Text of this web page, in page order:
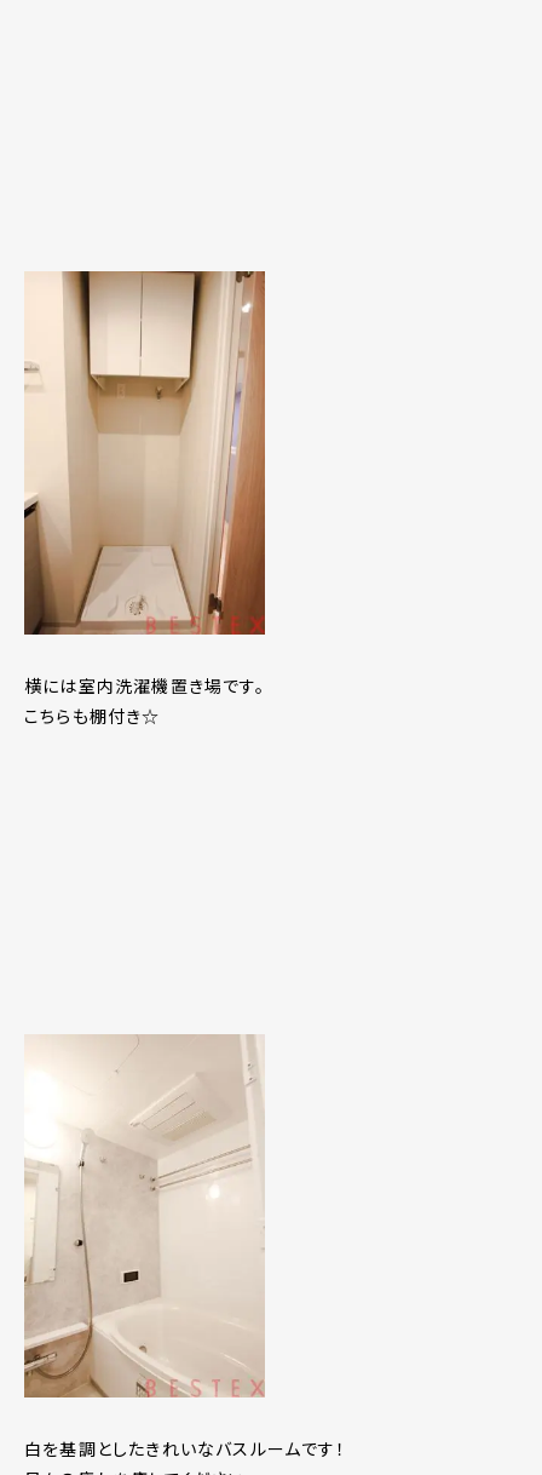
横には室内洗濯機置き場です。
こちらも棚付き☆
白を基調としたきれいなバスルームです！